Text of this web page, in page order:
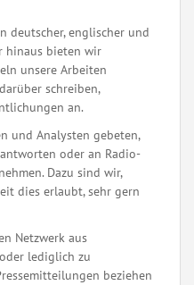
deutscher, englischer und
hinaus bieten wir
unsere Arbeiten
schreiben,
an.
und Analysten gebeten,
oder an Radio-
Dazu sind wir,
dies erlaubt, sehr gern
Netzwerk aus
lediglich zu
beziehen